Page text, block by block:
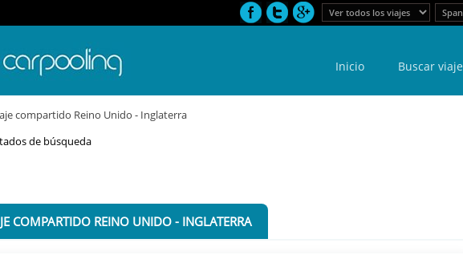
Inicio Buscar viaje
compartido Reino Unido - Inglaterra
de búsqueda
COMPARTIDO REINO UNIDO - INGLATERRA